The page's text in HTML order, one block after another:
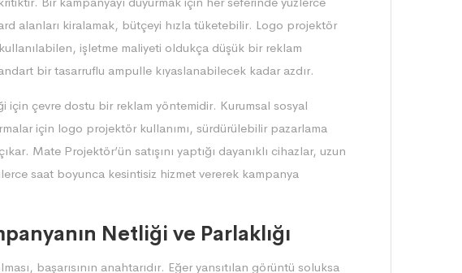
alanları kiralamak, bütçeyi hızla tüketebilir. Logo projektör
kullanılabilen, işletme maliyeti oldukça düşük bir reklam
bir tasarruflu ampulle kıyaslanabilecek kadar azdır.
için çevre dostu bir reklam yöntemidir. Kurumsal sosyal
için logo projektör kullanımı, sürdürülebilir pazarlama
Mate Projektör’ün satışını yaptığı dayanıklı cihazlar, uzun
saat boyunca kesintisiz hizmet vererek kampanya
Netliği ve Parlaklığı
başarısının anahtarıdır. Eğer yansıtılan görüntü soluksa